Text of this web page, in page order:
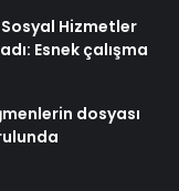
Sosyal Hizmetler
Esnek çalışma
dosyası